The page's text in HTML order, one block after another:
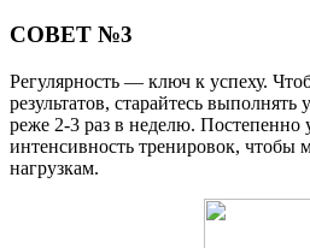
СОВЕТ №3
Регулярность — ключ к успеху.
результатов, старайтесь
реже 2-3 раз в неделю. Постепенно
интенсивность тренировок,
нагрузкам.